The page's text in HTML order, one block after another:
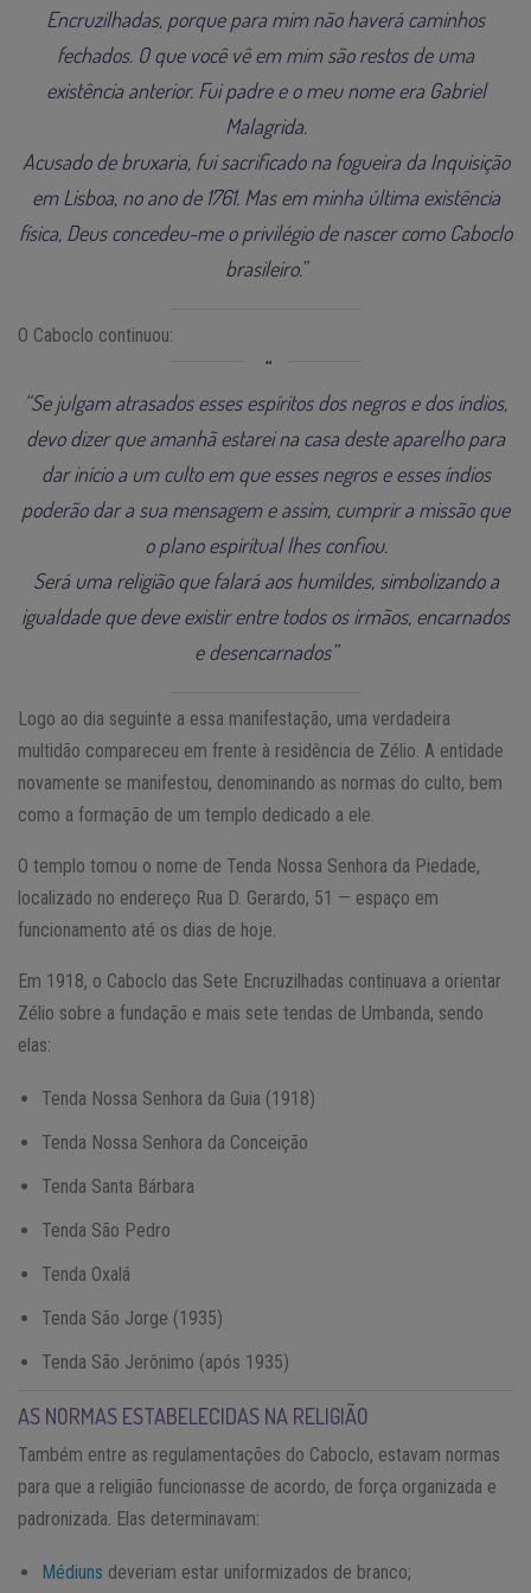
Encruzilhadas, porque para mim não haverá caminhos
fechados. O que você vê em mim são restos de uma
existência anterior. Fui padre e o meu nome era Gabriel
Malagrida.
Acusado de bruxaria, fui sacrificado na fogueira da Inquisição
em Lisboa, no ano de 1761. Mas em minha última existência
física, Deus concedeu-me o privilégio de nascer como Caboclo
brasileiro.”
O Caboclo continuou:
“Se julgam atrasados esses espíritos dos negros e dos índios,
devo dizer que amanhã estarei na casa deste aparelho para
dar início a um culto em que esses negros e esses índios
poderão dar a sua mensagem e assim, cumprir a missão que
o plano espiritual lhes confiou.
Será uma religião que falará aos humildes, simbolizando a
igualdade que deve existir entre todos os irmãos, encarnados
e desencarnados”
Logo ao dia seguinte a essa manifestação, uma verdadeira
multidão compareceu em frente à residência de Zélio. A entidade
novamente se manifestou, denominando as normas do culto, bem
como a formação de um templo dedicado a ele.
O templo tomou o nome de Tenda Nossa Senhora da Piedade,
localizado no endereço Rua D. Gerardo, 51 — espaço em
funcionamento até os dias de hoje.
Em 1918, o Caboclo das Sete Encruzilhadas continuava a orientar
Zélio sobre a fundação e mais sete tendas de Umbanda, sendo
elas:
Tenda Nossa Senhora da Guia (1918)
Tenda Nossa Senhora da Conceição
Tenda Santa Bárbara
Tenda São Pedro
Tenda Oxalá
Tenda São Jorge (1935)
Tenda São Jerônimo (após 1935)
AS NORMAS ESTABELECIDAS NA RELIGIÃO
Também entre as regulamentações do Caboclo, estavam normas
para que a religião funcionasse de acordo, de força organizada e
padronizada. Elas determinavam:
Médiuns deveriam estar uniformizados de branco;